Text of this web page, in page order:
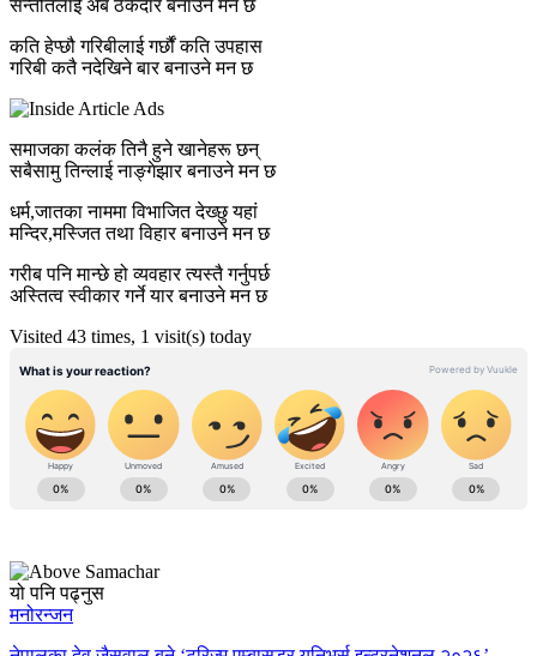
सन्ततिलाई अब ठेकेदार बनाउने मन छ
कति हेप्छौ गरिबीलाई गर्छौं कति उपहास
गरिबी कतै नदेखिने बार बनाउने मन छ
समाजका कलंक तिनै हुने खानेहरू छन्
सबैसामु तिन्लाई नाङ्गेझार बनाउने मन छ
धर्म,जातका नाममा विभाजित देख्छु यहां
मन्दिर,मस्जित तथा विहार बनाउने मन छ
गरीब पनि मान्छे हो व्यवहार त्यस्तै गर्नुपर्छ
अस्तित्व स्वीकार गर्ने यार बनाउने मन छ
Visited 43 times, 1 visit(s) today
यो पनि पढ्नुस
मनोरन्जन